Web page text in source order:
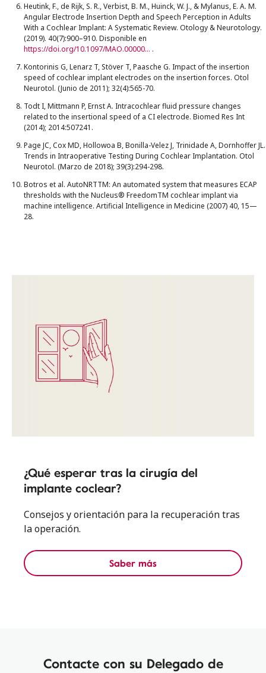
Heutink, F., de Rijk, S. R., Verbist, B. M., Huinck, W. J., & Mylanus, E. A. M.
Angular Electrode Insertion Depth and Speech Perception in Adults
With a Cochlear Implant: A Systematic Review. Otology & Neurotology.
(2019). 40(7):900–910. Disponible en
https://doi.org/10.1097/MAO.0000000000002298 .
Kontorinis G, Lenarz T, Stöver T, Paasche G. Impact of the insertion
speed of cochlear implant electrodes on the insertion forces. Otol
Neurotol. (Junio de 2011); 32(4):565-70.
Todt I, Mittmann P, Ernst A. Intracochlear fluid pressure changes
related to the insertional speed of a CI electrode. Biomed Res Int
(2014); 2014:507241.
Page JC, Cox MD, Hollowoa B, Bonilla-Velez J, Trinidade A, Dornhoffer JL.
Trends in Intraoperative Testing During Cochlear Implantation. Otol
Neurotol. (Marzo de 2018); 39(3):294-298.
Botros et al. AutoNRTTM: An automated system that measures ECAP
thresholds with the Nucleus® FreedomTM cochlear implant via
machine intelligence. Artificial Intelligence in Medicine (2007) 40, 15—
28.
¿Qué esperar tras la cirugía del
implante coclear?
Consejos y orientación para la recuperación tras
la operación.
Saber más
Contacte con su Delegado de